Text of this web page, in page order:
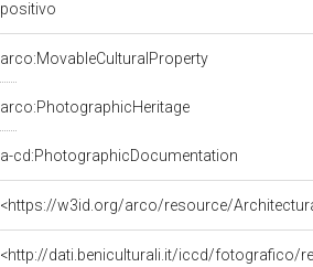
positivo
arco:MovableCulturalProperty
arco:PhotographicHeritage
a-cd:PhotographicDocumentation
<https://w3id.org/arco/resource/
<http://dati.beniculturali.it/iccd/fotografico/